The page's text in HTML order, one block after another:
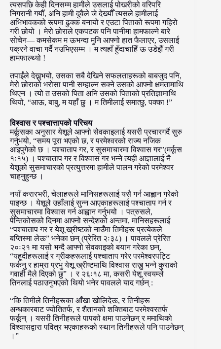
त्यसपछि केही दिनसम्म हामीले उसलाई पोखरीको वरिपरि
निगरानी गर्यौँ, अनि हामी दुवैले जे देख्यौँ त्यसले हामीलाई
अभिभावकको रूपमा ढुक्क बनायो र एउटा पिताको रूपमा गहिरो
गरी छोयो । मेरो छोराले एकपटक पनि पानीमा हामफाल्ने बारे
सोचेन— कमसेकम म ऊभन्दा मुनि आफ्नो हात फैलाएर, उसलाई
पक्रने वाचा गर्दै नउभिएसम्म । म त्यहाँ हुँदाचाहिँ ऊ उडेझैँ गरी
हामफाल्थ्यो !
तपाईंले देख्नुभयो, उसका सबै देखिने सफलताहरूको बाबजुद पनि,
मेरो छोराको भरोसा पानी सम्हाल्न सक्ने उसको आफ्नो क्षमतामाथि
थिएन । त्यो त उसको पिता अनि उसको पिताको प्रतिज्ञामाथि
थियो, “आऊ, बाबु, म यहाँ छु । म तिमीलाई समात्छु, पक्का !”
विश्वास र पश्चात्तापको परिचय
मर्कूसका अनुसार येशूले आफ्नो सेवकाइलाई यसरी प्रचारगर्दै सुरु
गर्नुभयो, “समय पूरा भएको छ, र परमेश्वरको राज्य नजिक
आइपुगेको छ । पश्चाताप गर, र सुसमाचारमा विश्वास गर”(मर्कूस
१ः१५) । पश्चाताप गर र विश्वास गर भन्ने त्यही आज्ञालाई नै
येशूको सुसमाचारको प्रत्युत्तरमा हामीले पालन गरेको परमेश्वर
चाहनुहुन्छ ।
नयाँ करारभरी, चेलाहरूले मानिसहरूलाई यसै गर्न आह्वान गरेको
पाइन्छ । येशूले उहाँलाई सुन्न आएकाहरूलाई पश्चाताप गर्न र
सुसमाचारमा विश्वास गर्न आह्वान गर्नुभयो । पत्रुसले,
पेन्तिकोसको दिनमा आफ्नो सन्देशको अन्तमा, मानिसहरूलाई
“पश्चाताप गर र येशू ख्रीष्टको नाउँमा तिमीहरू प्रत्येकले
बप्तिस्मा लेऊ” भनेका छन् (प्रेरित २ः३८) । पावलले प्रेरित
२०ः२१ मा यसो भन्दै आफ्नो सेवकाइको बयान गरेका छन्,
“यहूदीहरूलाई र ग्रीकहरूलाई पश्चाताप गरेर परमेश्वरपट्टि
फर्कनु र हाम्रा प्रभु येशू ख्रीष्टमाथि विश्वास राख्नु भन्ने कुराको
गवाही मैले दिएको छु” । र २६ः१८ मा, कसरी येशू स्वयम्ले
तिनलाई पठाउनुभएको थियो भनेर पावलले याद गर्छन् :
“कि तिमीले तिनीहरूका आँखा खोलिदेऊ, र तिनीहरू
अन्धकारबाट ज्योतितर्फ, र शैतानको शक्तिबाट परमेश्वरतर्फ
फर्कून् । यसरी तिनीहरूले पापको क्षमा पाउनेछन् र ममाथिको
विश्वासद्वारा पवित्र भएकाहरूको स्थान तिनीहरूले पनि पाउनेछन्
।”